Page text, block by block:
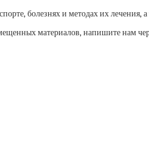
болезнях и методах их лечения,
материалов, напишите нам